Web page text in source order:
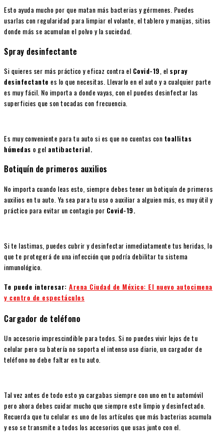
Esto ayuda mucho por que matan más bacterias y gérmenes. Puedes
usarlas con regularidad para limpiar el volante, el tablero y manijas, sitios
donde más se acumulan el polvo y la suciedad.
Spray desinfectante
Si quieres ser más práctico y eficaz contra el Covid-19 , el spray
desinfectante es lo que necesitas. Llevarlo en el auto y a cualquier parte
es muy fácil. No importa a donde vayas, con el puedes desinfectar las
superficies que son tocadas con frecuencia.
Es muy conveniente para tu auto si es que no cuentas con toallitas
húmedas o gel antibacterial.
Botiquín de primeros auxilios
No importa cuando leas esto, siempre debes tener un botiquín de primeros
auxilios en tu auto. Ya sea para tu uso o auxiliar a alguien más, es muy útil y
práctico para evitar un contagio por Covid-19.
Si te lastimas, puedes cubrir y desinfectar inmediatamente tus heridas, lo
que te protegerá de una infección que podría debilitar tu sistema
inmunológico.
Te puede interesar: Arena Ciudad de México: El nuevo autocimena
y centro de espectáculos
Cargador de teléfono
Un accesorio imprescindible para todos. Si no puedes vivir lejos de tu
celular pero su batería no soporta el intenso uso diario, un cargador de
teléfono no debe faltar en tu auto.
Tal vez antes de todo esto ya cargabas siempre con uno en tu automóvil
pero ahora debes cuidar mucho que siempre este limpio y desinfectado.
Recuerda que tu celular es uno de los artículos que más bacterias acumula
y eso se transmite a todos los accesorios que usas junto con el.